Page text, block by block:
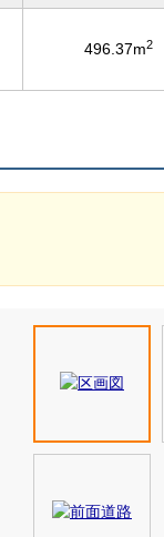
496.37m2